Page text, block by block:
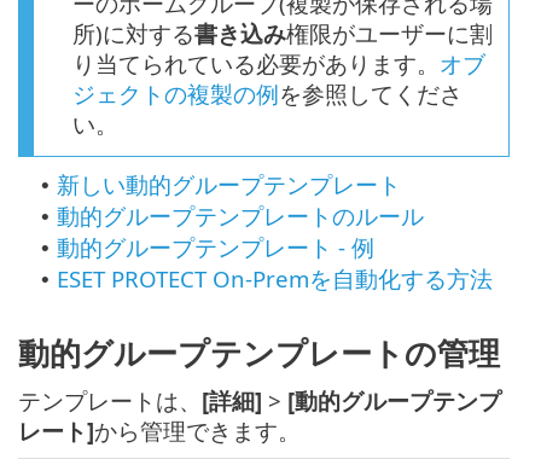
所)に対する書き込み権限がユーザーに割
り当てられている必要があります。 オブ
ジェクトの複製の例を参照してくださ
い。
• 新しい動的グループテンプレート
• 動的グループテンプレートのルール
• 動的グループテンプレート - 例
• ESET PROTECT On-Premを自動化する方法
動的グループテンプレートの管理
テンプレートは、 [詳細] > [動的グループテンプ
レート]から管理できます。